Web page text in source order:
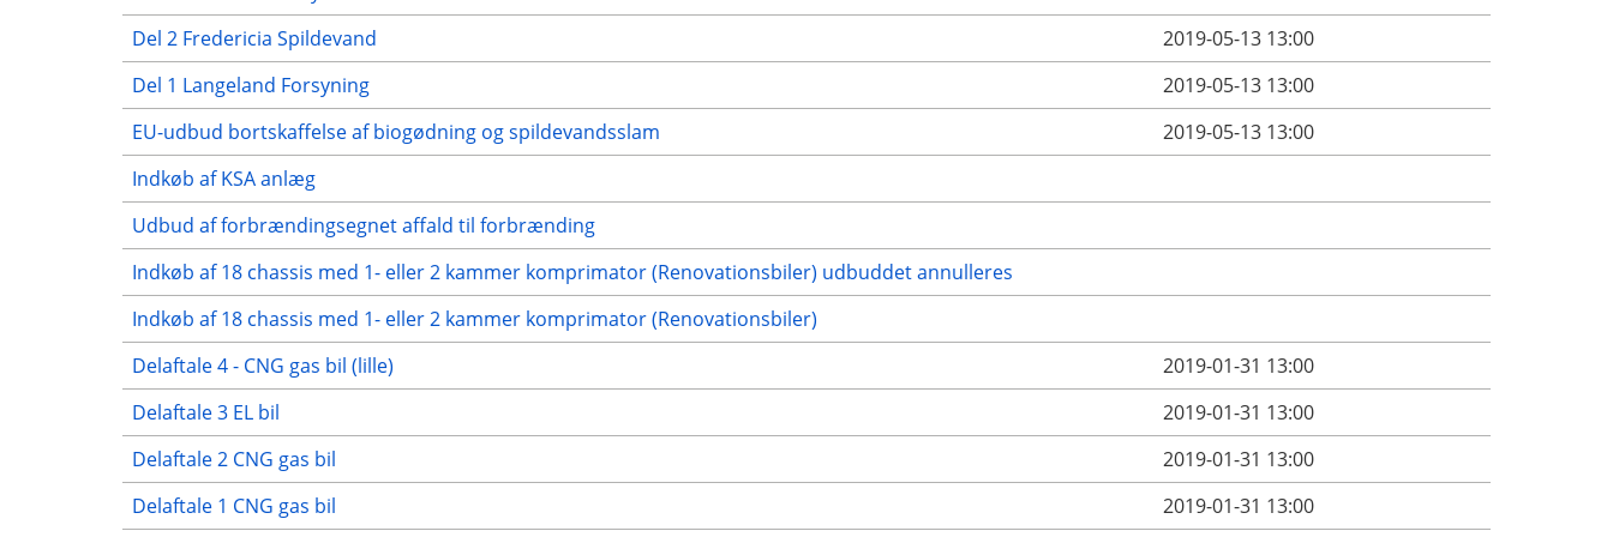
Del 2 Fredericia Spildevand
2019-05-13 13:00
Del 1 Langeland Forsyning
2019-05-13 13:00
EU-udbud bortskaffelse af biogødning og spildevandsslam
2019-05-13 13:00
Indkøb af KSA anlæg
Udbud af forbrændingsegnet affald til forbrænding
Indkøb af 18 chassis med 1- eller 2 kammer komprimator (Renovationsbiler) udbuddet annulleres
Indkøb af 18 chassis med 1- eller 2 kammer komprimator (Renovationsbiler)
Delaftale 4 - CNG gas bil (lille)
2019-01-31 13:00
Delaftale 3 EL bil
2019-01-31 13:00
Delaftale 2 CNG gas bil
2019-01-31 13:00
Delaftale 1 CNG gas bil
2019-01-31 13:00